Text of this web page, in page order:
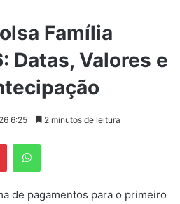
Família
Datas, Valores e
6:25 2 minutos de leitura
PinterestWhatsApp
de pagamentos para o primeiro